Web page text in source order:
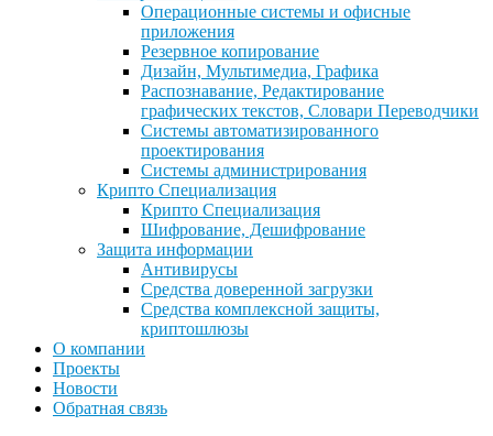
Операционные системы и офисные
приложения
Резервное копирование
Дизайн, Мультимедиа, Графика
Распознавание, Редактирование
графических текстов, Словари Переводчики
Системы автоматизированного
проектирования
Системы администрирования
Крипто Специализация
Крипто Специализация
Шифрование, Дешифрование
Защита информации
Антивирусы
Средства доверенной загрузки
Средства комплексной защиты,
криптошлюзы
О компании
Проекты
Новости
Обратная связь